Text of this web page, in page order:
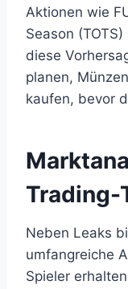
Aktionen wie
Season
diese
planen,
kaufen, bevor
Trading-
Neben Leaks
umfangreiche
Spieler